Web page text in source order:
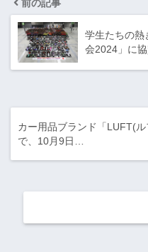
前の記事
学生たちの熱
会2024」に
カー用品ブランド「LUFT(
で、10月9日…